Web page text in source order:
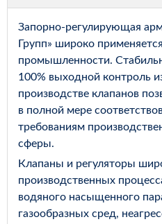
Запорно-регулирующая
Групп» широко
промышленности.
100% выходной контроль
производстве клапанов
в полной мере
требованиям
сферы.
Клапаны и регуляторы
производственных
водяного насыщенного
газообразных сред,